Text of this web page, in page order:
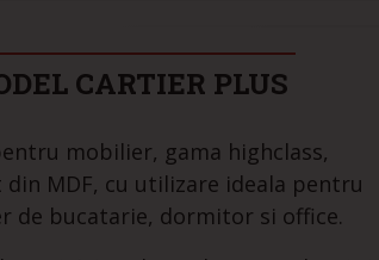
CARTIER PLUS
mobilier, gama highclass,
din MDF, cu utilizare ideala pentru
de bucatarie, dormitor si office.